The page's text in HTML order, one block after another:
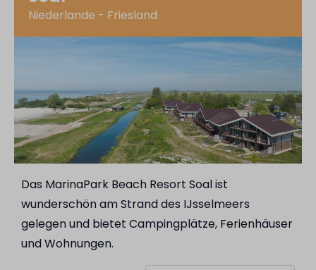
Niederlande - Friesland
Das MarinaPark Beach Resort Soal ist
wunderschön am Strand des IJsselmeers
gelegen und bietet Campingplätze, Ferienhäuser
und Wohnungen.